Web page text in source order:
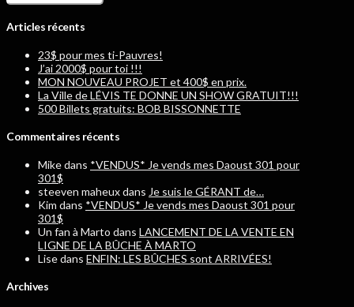
Articles récents
23$ pour mes ti-Pauvres!
J’ai 2000$ pour toi !!!
MON NOUVEAU PROJET et 400$ en prix.
La Ville de LÉVIS TE DONNE UN SHOW GRATUIT!!!
500 Billets gratuits: BOB BISSONNETTE
Commentaires récents
Mikedans *VENDUS* Je vends mes Daoust 301 pour
301$
steeven maheuxdans Je suis le GÉRANT de…
Kim dans *VENDUS* Je vends mes Daoust 301 pour
301$
Un fan à Marto dans LANCEMENT DE LA VENTE EN
LIGNE DE LA BÛCHE À MARTO
Lisedans ENFIN: LES BÛCHES sont ARRIVÉES!
Archives